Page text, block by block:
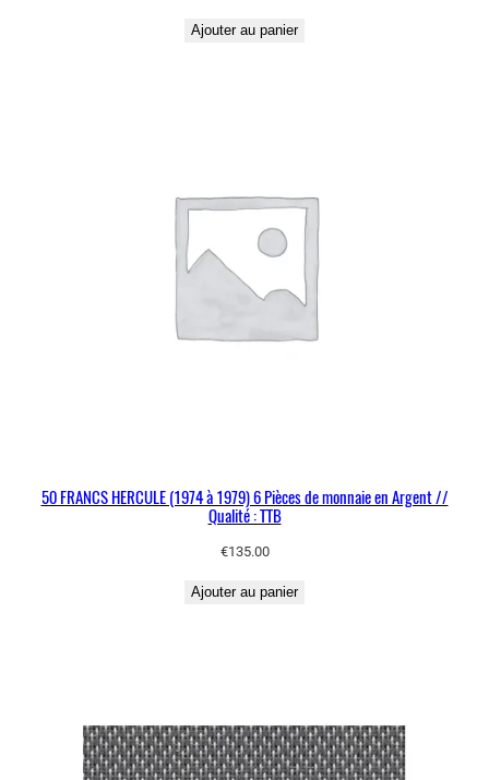
Ajouter au panier
50 FRANCS HERCULE (1974 à 1979) 6 Pièces de monnaie en Argent //
Qualité : TTB
€135.00
Ajouter au panier